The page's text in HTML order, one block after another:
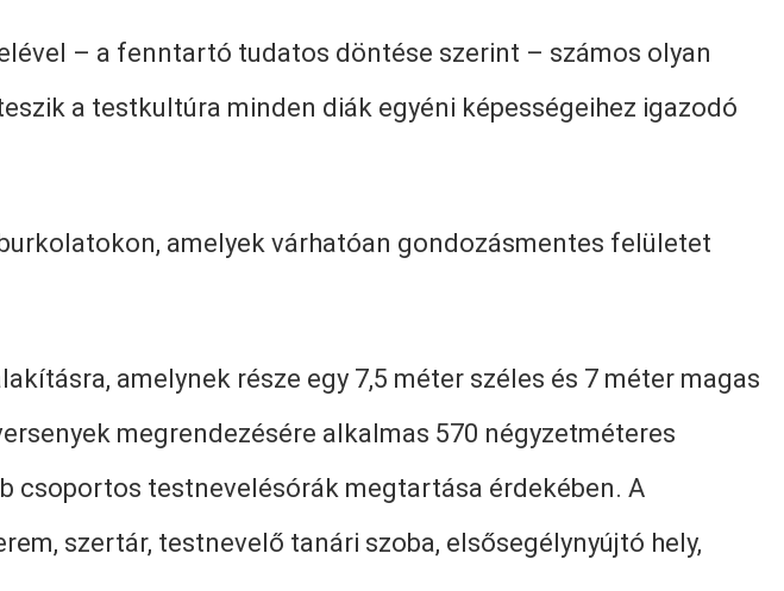
– a fenntartó tudatos döntése szerint – számos olyan
a testkultúra minden diák egyéni képességeihez igazodó
amelyek várhatóan gondozásmentes felületet
amelynek része egy 7,5 méter széles és 7 méter magas
megrendezésére alkalmas 570 négyzetméteres
csoportos testnevelésórák megtartása érdekében. A
szertár, testnevelő tanári szoba, elsősegélynyújtó hely,